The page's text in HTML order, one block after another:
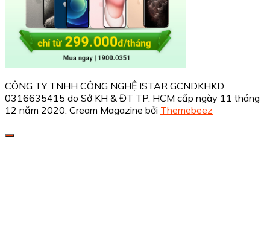
CÔNG TY TNHH CÔNG NGHỆ ISTAR GCNDKHKD:
0316635415 do Sở KH & ĐT TP. HCM cấp ngày 11 tháng
12 năm 2020. Cream Magazine bởi Themebeez